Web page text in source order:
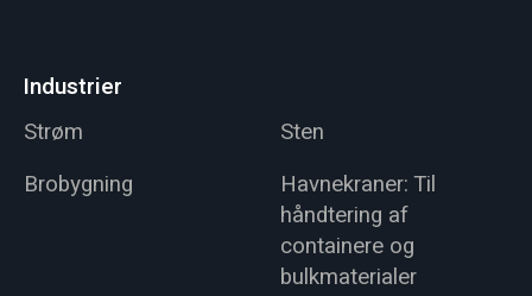
Industrier
Strøm
Sten
Brobygning
Havnekraner: Til
håndtering af
containere og
bulkmaterialer